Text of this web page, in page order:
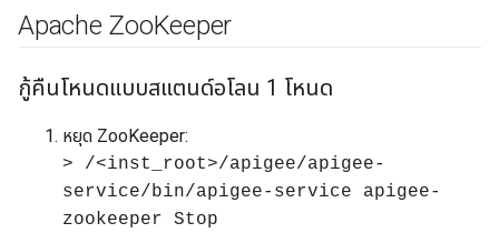
Apache ZooKeeper
กู้คืนโหนดแบบสแตนด์อโลน 1 โหนด
หยุด ZooKeeper:
> /<inst_root>/apigee/apigee-
service/bin/apigee-service apigee-
zookeeper Stop